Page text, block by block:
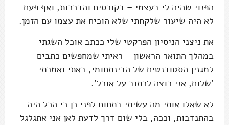
הפנוי שהיה לי בעצמי – בקורסים והדרכות, ואף פעם
לא היה שיעור שלקחתי שלא הוכיח את עצמו עם הזמן.
את ניצני הניסיון הפרקטי שלי ככתב אוכל השגתי
במהלך התואר הראשון – ראיתי שמחפשים כתבים
למגזין הסטודנטים של הבינתחומי, באתי ואמרתי
'שלום, אני רוצה לכתוב על אוכל'.
לא שאלו אותי מה עשיתי בתחום לפני כן כי הכל היה
בהתנדבות, וככה, בלי שום דרך לדעת לאן אני אתגלגל